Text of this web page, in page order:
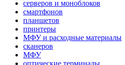
серверов и моноблоков
смартфонов
планшетов
принтеры
МФУ и расходные материалы
сканеров
МФУ
оптические терминалы